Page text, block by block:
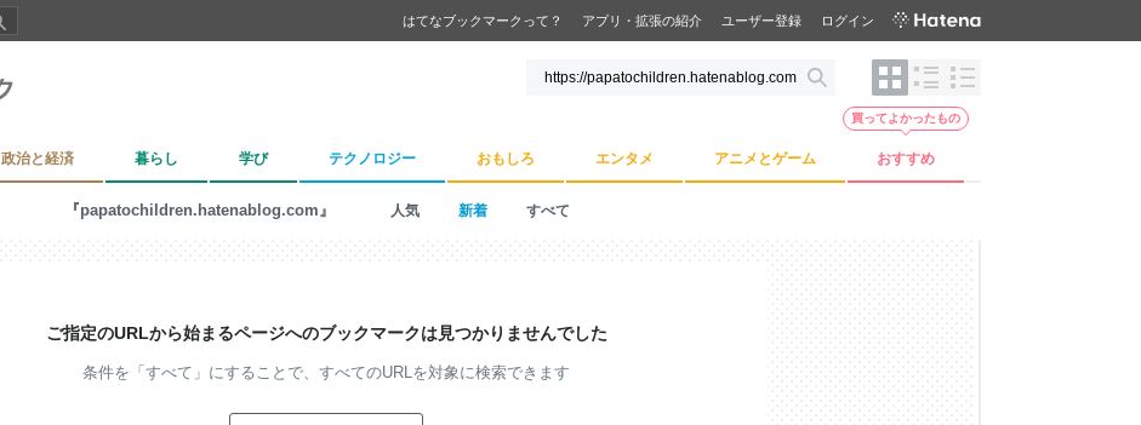
はてなブックマークって？ アプリ・拡張の紹介 ユーザー登録 ログイン
政治と経済 暮らし 学び テクノロジー おもしろ エンタメ アニメとゲーム おすすめ
買ってよかったもの
『papatochildren.hatenablog.com』 人気 新着 すべて
ご指定のURLから始まるページへのブックマークは見つかりませんでした
条件を「すべて」にすることで、 すべてのURLを対象に検索できます